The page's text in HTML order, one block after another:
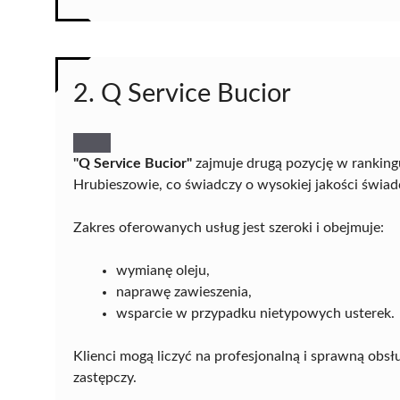
2. Q Service Bucior
"Q Service Bucior" zajmuje drugą pozycję w
Hrubieszowie, co świadczy o wysokiej jakości
Zakres oferowanych usług jest szeroki i obejmuje:
wymianę oleju,
naprawę zawieszenia,
wsparcie w przypadku nietypowych usterek.
Klienci mogą liczyć na profesjonalną i sprawną
zastępczy.